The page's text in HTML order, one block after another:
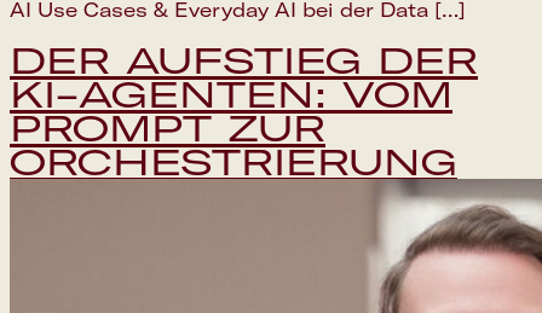
AI Use Cases & Everyday AI bei der Data […]
DER AUFSTIEG DER
KI-AGENTEN: VOM
PROMPT ZUR
ORCHESTRIERUNG